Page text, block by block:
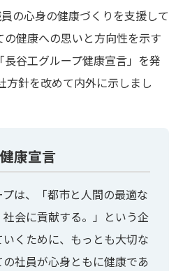
の心身の健康づくりを支援して
の健康への思いと方向性を示す
谷工グループ健康宣言」を発
方針を改めて内外に示しまし
康宣言
は、「都市と人間の最適な
会に貢献する。」という企
くために、もっとも大切な
社員が心身ともに健康であ